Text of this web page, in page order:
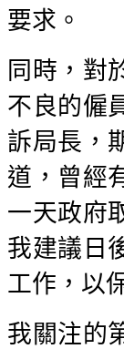
要求。
同時，對
不良的僱
訴局長，
道，曾經
一天政府
我建議日
工作，以
我關注的